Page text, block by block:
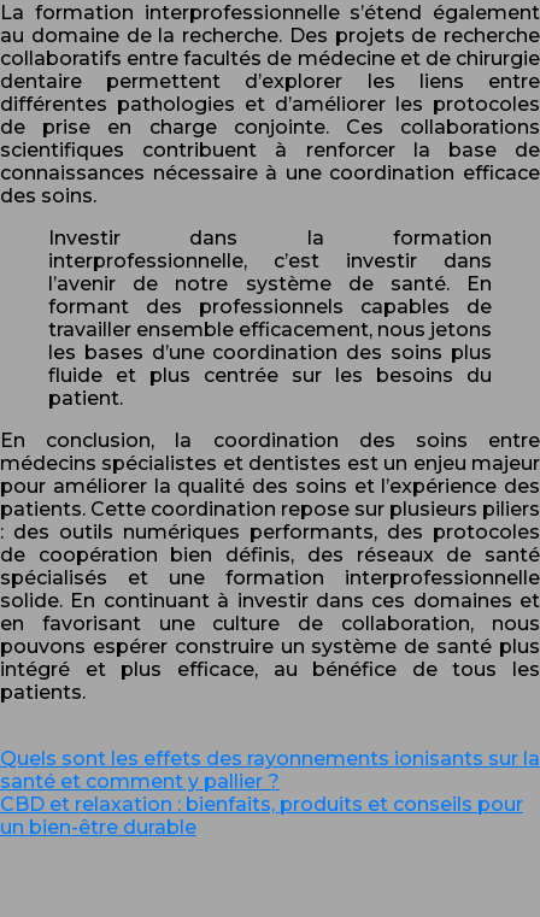
La formation interprofessionnelle s’étend également
au domaine de la recherche. Des projets de recherche
collaboratifs entre facultés de médecine et de chirurgie
dentaire permettent d’explorer les liens entre
différentes pathologies et d’améliorer les protocoles
de prise en charge conjointe. Ces collaborations
scientifiques contribuent à renforcer la base de
connaissances nécessaire à une coordination efficace
des soins.
Investir dans la formation
interprofessionnelle, c’est investir dans
l’avenir de notre système de santé. En
formant des professionnels capables de
travailler ensemble efficacement, nous jetons
les bases d’une coordination des soins plus
fluide et plus centrée sur les besoins du
patient.
En conclusion, la coordination des soins entre
médecins spécialistes et dentistes est un enjeu majeur
pour améliorer la qualité des soins et l’expérience des
patients. Cette coordination repose sur plusieurs piliers
: des outils numériques performants, des protocoles
de coopération bien définis, des réseaux de santé
spécialisés et une formation interprofessionnelle
solide. En continuant à investir dans ces domaines et
en favorisant une culture de collaboration, nous
pouvons espérer construire un système de santé plus
intégré et plus efficace, au bénéfice de tous les
patients.
Quels sont les effets des rayonnements ionisants sur la
santé et comment y pallier ?
CBD et relaxation : bienfaits, produits et conseils pour
un bien-être durable